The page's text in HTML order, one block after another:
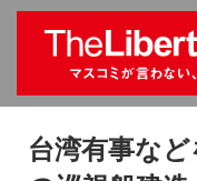
台湾有事な